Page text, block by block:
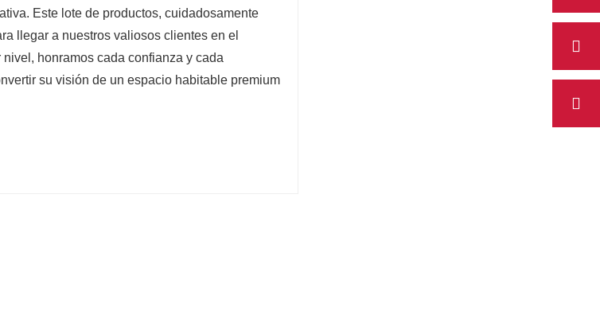
Este lote de productos, cuidadosamente
llegar a nuestros valiosos clientes en el
honramos cada confianza y cada
su visión de un espacio habitable premium